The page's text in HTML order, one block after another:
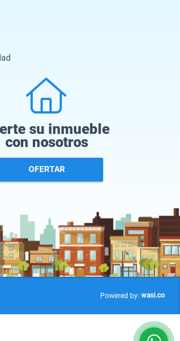
su inmueble
con nosotros
OFERTAR
Powered by: wasi.co